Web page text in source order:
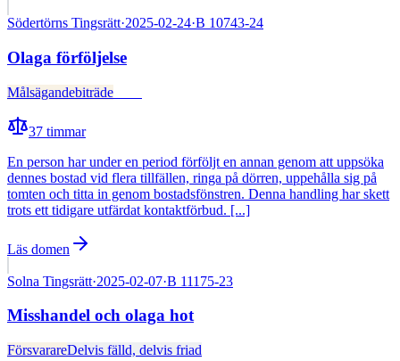
Södertörns Tingsrätt·2025-02-24·B 10743-24
Olaga förföljelse
Målsägandebiträde
37 timmar
En person har under en period förföljt en annan genom att uppsöka
dennes bostad vid flera tillfällen, ringa på dörren, uppehålla sig på
tomten och titta in genom bostadsfönstren. Denna handling har skett
trots ett tidigare utfärdat kontaktförbud. [...]
Läs domen
Solna Tingsrätt·2025-02-07·B 11175-23
Misshandel och olaga hot
FörsvarareDelvis fälld, delvis friad